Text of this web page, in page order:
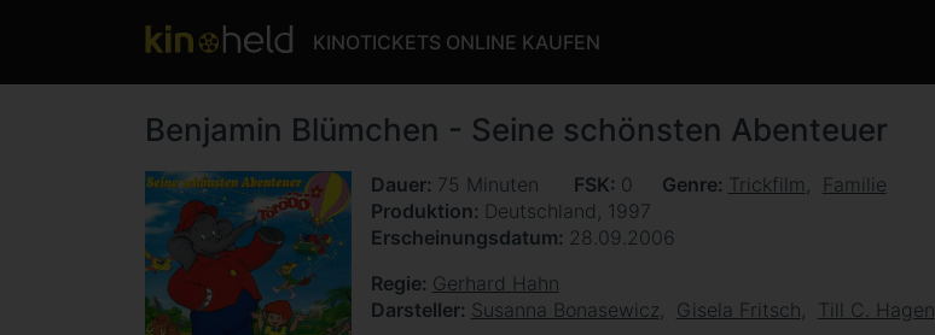
KINOTICKETS ONLINE KAUFEN
Benjamin Blümchen - Seine schönsten Abenteuer
Dauer 75 Minuten FSK 0 Genre Trickfilm
Familie
Produktion Deutschland, 1997
Erscheinungsdatum 28.09.2006
Regie Gerhard Hahn
Darsteller Susanna Bonasewicz Gisela Fritsch Till C. Hagen